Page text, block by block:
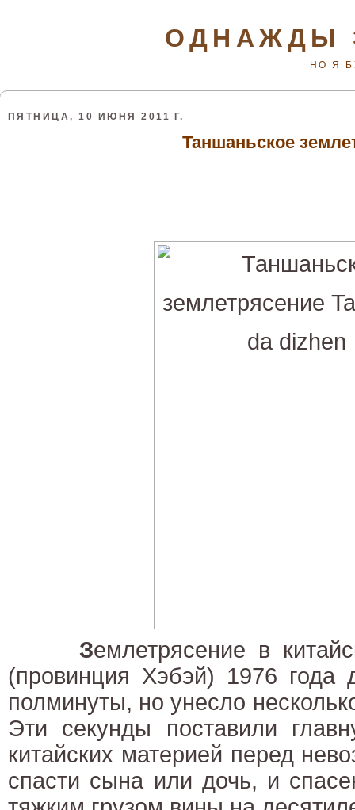
ОДНАЖДЫ
НО Я
ПЯТНИЦА, 10 ИЮНЯ 2011 Г.
Таншаньское
Землетрясение в
(провинция Хэбэй) 1976
полминуты, но унесло
Эти секунды поставили
китайских материей перед
спасти сына или дочь, и